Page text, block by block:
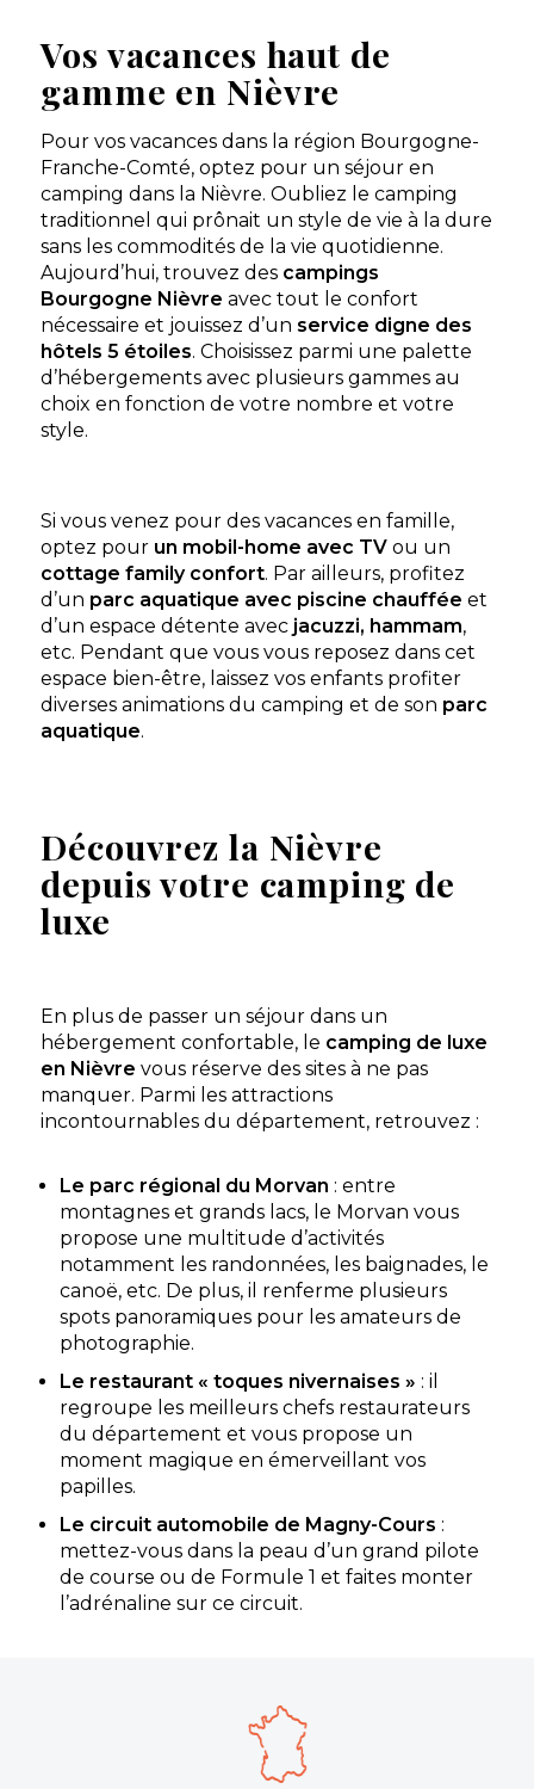
Vos vacances haut de
gamme en Nièvre
Pour vos vacances dans la région Bourgogne-
Franche-Comté, optez pour un séjour en
camping dans la Nièvre. Oubliez le camping
traditionnel qui prônait un style de vie à la dure
sans les commodités de la vie quotidienne.
Aujourd’hui, trouvez des campings
Bourgogne Nièvre avec tout le confort
nécessaire et jouissez d’un service digne des
hôtels 5 étoiles. Choisissez parmi une palette
d’hébergements avec plusieurs gammes au
choix en fonction de votre nombre et votre
style.
Si vous venez pour des vacances en famille,
optez pour un mobil-home avec TVou un
cottage family confort. Par ailleurs, profitez
d’un parc aquatique avec piscine chauffée et
d’un espace détente avec jacuzzi, hammam,
etc. Pendant que vous vous reposez dans cet
espace bien-être, laissez vos enfants profiter
diverses animations du camping et de son parc
aquatique.
Découvrez la Nièvre
depuis votre camping de
luxe
En plus de passer un séjour dans un
hébergement confortable, le camping de luxe
en Nièvre vous réserve des sites à ne pas
manquer. Parmi les attractions
incontournables du département, retrouvez :
Le parc régional du Morvan : entre
montagnes et grands lacs, le Morvan vous
propose une multitude d’activités
notamment les randonnées, les baignades, le
canoë, etc. De plus, il renferme plusieurs
spots panoramiques pour les amateurs de
photographie.
Le restaurant « toques nivernaises » : il
regroupe les meilleurs chefs restaurateurs
du département et vous propose un
moment magique en émerveillant vos
papilles.
Le circuit automobile de Magny-Cours :
mettez-vous dans la peau d’un grand pilote
de course ou de Formule 1 et faites monter
l’adrénaline sur ce circuit.